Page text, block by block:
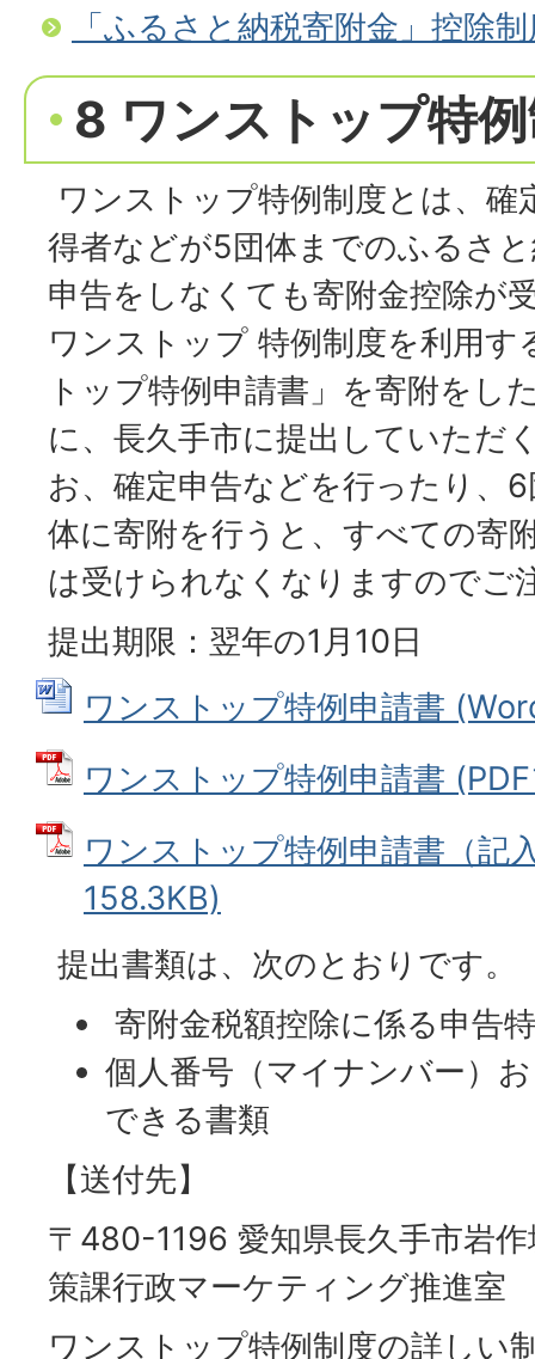
「ふるさと納税寄附金」控除
8 ワンストップ特
ワンストップ特例制度とは、確
得者などが5団体までのふるさ
申告をしなくても寄附金控除が
ワンストップ 特例制度を利用
トップ特例申請書」を寄附をし
に、長久手市に提出していただ
お、確定申告などを行ったり、
体に寄附を行うと、すべての寄
は受けられなくなりますのでご
提出期限：翌年の1月10日
ワンストップ特例申請書
ワンストップ特例申請書
ワンストップ特例申請書（記
158.3KB)
提出書類は、次のとおりです。
寄附金税額控除に係る申告
個人番号（マイナンバー）
できる書類
【送付先】
〒480-1196 愛知県長久手市岩
策課行政マーケティング推進室
ワンストップ特例制度の詳しい